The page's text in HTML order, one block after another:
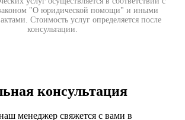
"О юридической помощи" и иными
Стоимость услуг определяется после
консультации.
консультация
менеджер свяжется с вами в